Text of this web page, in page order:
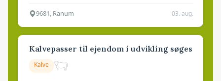
9681, Ranum 03. aug.
Kalvepasser til ejendom i udvikling søges
Kalve